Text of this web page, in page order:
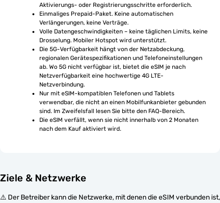
Aktivierungs- oder Registrierungsschritte erforderlich.
Einmaliges Prepaid-Paket. Keine automatischen
Verlängerungen, keine Verträge.
Volle Datengeschwindigkeiten – keine täglichen Limits, keine
Drosselung. Mobiler Hotspot wird unterstützt.
Die 5G-Verfügbarkeit hängt von der Netzabdeckung,
regionalen Gerätespezifikationen und Telefoneinstellungen
ab. Wo 5G nicht verfügbar ist, bietet die eSIM je nach
Netzverfügbarkeit eine hochwertige 4G LTE-
Netzverbindung.
Nur mit eSIM-kompatiblen Telefonen und Tablets
verwendbar, die nicht an einen Mobilfunkanbieter gebunden
sind. Im Zweifelsfall lesen Sie bitte den FAQ-Bereich.
Die eSIM verfällt, wenn sie nicht innerhalb von 2 Monaten
nach dem Kauf aktiviert wird.
Ziele & Netzwerke
⚠️ Der Betreiber kann die Netzwerke, mit denen die eSIM verbunden ist,